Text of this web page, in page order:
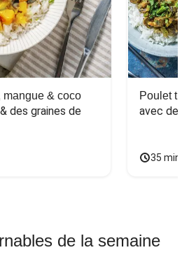
mangue & coco
des graines de
Poulet
avec des
35
de la semaine